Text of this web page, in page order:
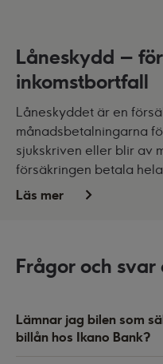
Låneskydd –
inkomstbortfall
Låneskyddet är en
månadsbetalningarna
sjukskriven eller blir av
försäkringen betala
Läs mer
Frågor och svar
Lämnar jag bilen som
billån hos Ikano Bank?